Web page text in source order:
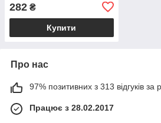
282 ₴
Купити
Про нас
97% позитивних з 313 відгуків за
Працює з 28.02.2017